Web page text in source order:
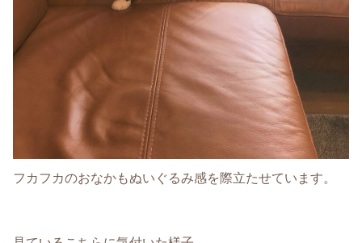
フカフカのおなかもぬいぐるみ感を際立たせています。